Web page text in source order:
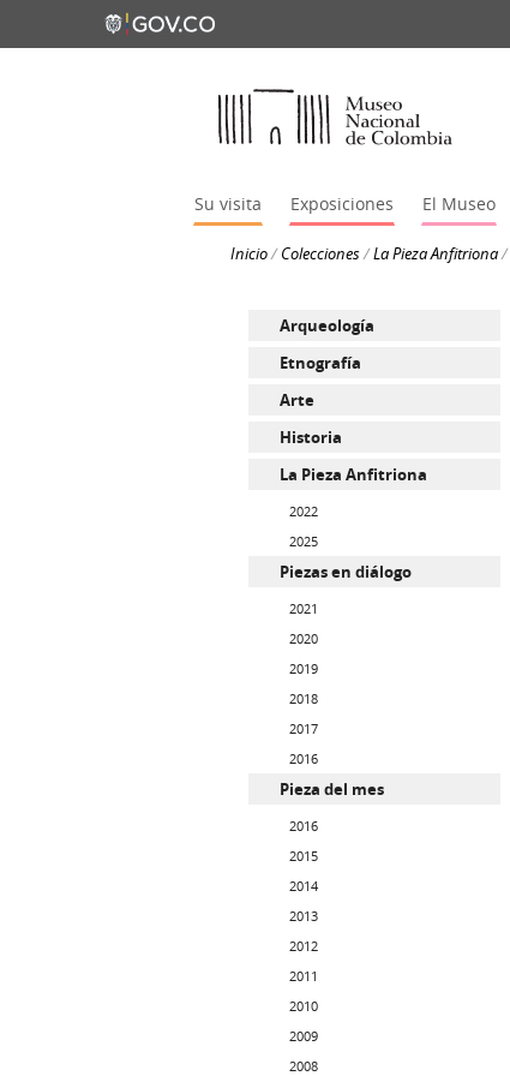
Su visita Exposiciones El Museo
Inicio/Colecciones/La Pieza Anfitriona/
Arqueología
Etnografía
Arte
Historia
La Pieza Anfitriona
2022
2025
Piezas en diálogo
2021
2020
2019
2018
2017
2016
Pieza del mes
2016
2015
2014
2013
2012
2011
2010
2009
2008